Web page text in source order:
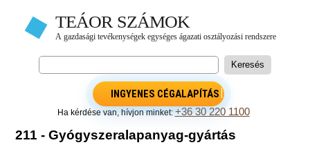
INGYENES CÉGALAPÍTÁS
Ha kérdése van, hívjon minket:+36 30 220 1100
211 - Gyógyszeralapanyag-gyártás